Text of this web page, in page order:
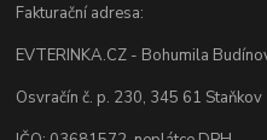
Fakturační adresa:
EVTERINKA.CZ - Bohumila
Osvračín č. p. 230, 345 61 Staňkov